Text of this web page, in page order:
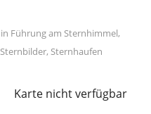
in Führung am Sternhimmel,
Sternbilder, Sternhaufen
Karte nicht verfügbar